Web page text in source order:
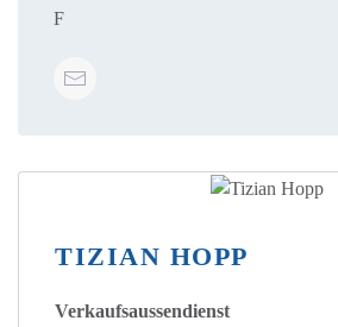
F
TIZIAN HOPP
Verkaufsaussendienst